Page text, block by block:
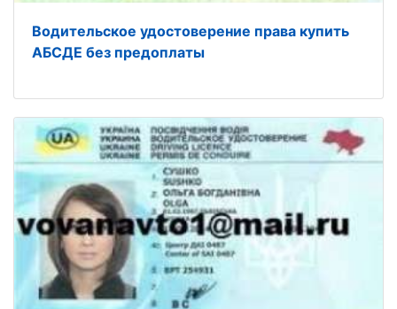
Водительское удостоверение права купить
АБСДЕ без предоплаты